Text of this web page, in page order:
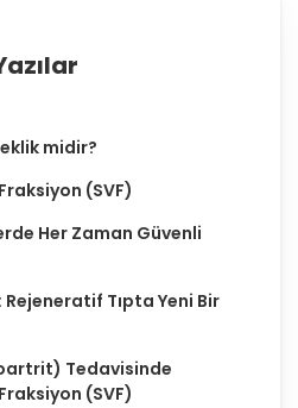
midir?
(SVF)
Her Zaman Güvenli
Tıpta Yeni Bir
Tedavisinde
(SVF)